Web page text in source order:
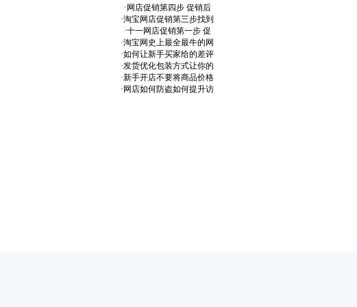
· 网店促销第四步 促销后
·淘宝网店促销第三步找到
·十一网店促销第一步 促
·淘宝网史上最全最牛的网
·如何让新手买家给的差评
·发货优化包装方式让你的
·新手开店不要将商品价格
· 网店如何防盗如何提升访